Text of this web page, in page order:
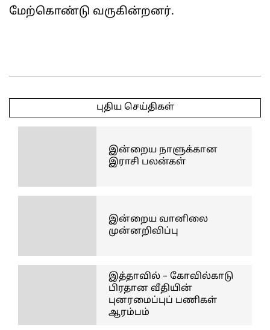
மேற்கொண்டு வருகின்றனர்.
05-
புதிய செய்திகள்
இன்றைய நாளுக்கான
இராசி பலன்கள்
இன்றைய வானிலை
முன்னறிவிப்பு
இத்தாவில் – கோவில்காடு
பிரதான வீதியின்
புனரமைப்புப் பணிகள்
ஆரம்பம்